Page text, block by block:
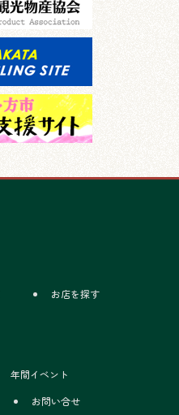
お店を探す
年間イベント
お問い合せ